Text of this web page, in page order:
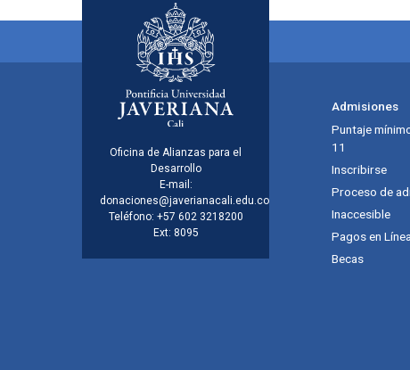
Información de la
Oficina de Alianzas para el
Desarrollo
E-mail:
donaciones@javerianacali.edu.co
Teléfono: +57 602 3218200
Ext: 8095
Menú principal del footer
Admisiones
Puntaje
11
Inscribirse
Proceso de
Inaccesible
Pagos en Línea
Becas